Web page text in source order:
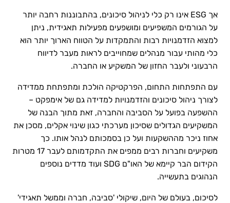
אך ESG אינו רק כלי לניהול סיכונים, בהתבוננות רחבה יותר
על הגורמים המשפיעים ומושפעים מפעילות תאגידית, ניתן
למצוא הזדמנויות רבות והתמקדות על הטווח הארוך יותר הוא
כלי מהותי עבור מנהלים שמחוייבים לראות מעבר לדיווח
הרבעוני ולעבר החזון של המשקיע או החברה.
עם התפתחות התחום, הפרקטיקה הולכת ומתפתחת ממדידה
לצורך ניהול סיכונים והזדמנויות למדידה גם של אימפקט –
ההשפעה בפועל על הסביבה והחברה, זאת מתוך הבנה של
המשקיעים הגדולים שסיכון מערכתי כגון שינוי אקלים, מסכן את
אחוז ניכר מההשקעות ועל כן בסמכותם לנהל אותו. כך
משקיעים וחברות רבים ממפים את התקדמותם לעבר 17 מטרות
הקידום הבר קיימא של האו"ם SDG ועוד מדדים נוספים
הנהוגים בתעשייה.
לסיכום, בעולם של היום, שיקולי 'סביבה, חברה וממשל תאגידי'